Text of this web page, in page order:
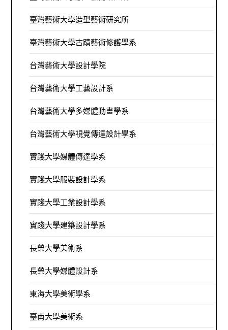
臺灣藝術大學造型藝術研究所
臺灣藝術大學古蹟藝術修護學系
台灣藝術大學設計學院
台灣藝術大學工藝設計系
台灣藝術大學多媒體動畫學系
台灣藝術大學視覺傳達設計學系
實踐大學媒體傳達學系
實踐大學服裝設計學系
實踐大學工業設計學系
實踐大學建築設計學系
長榮大學美術系
長榮大學媒體設計系
東海大學美術學系
臺南大學美術系